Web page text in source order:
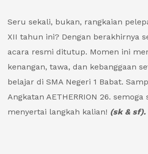
Seru sekali, bukan, rangkaian
XII tahun ini? Dengan berakhirnya
acara resmi ditutup. Momen ini
kenangan, tawa, dan kebanggaan
belajar di SMA Negeri 1 Babat.
Angkatan AETHERRION 26.
menyertai langkah kalian! (sk & sf).